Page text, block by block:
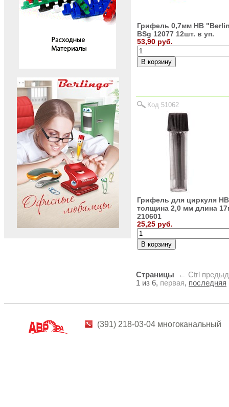
Грифель 0,7мм HB
BSg 12077 12шт. в уп.
53,90 руб.
Код 51062
Грифель для циркуля
толщина 2,0 мм длина
210601
25,25 руб.
Страницы ← Ctrl
1 из 6, первая, последняя
(391) 218-03-04 многоканальный